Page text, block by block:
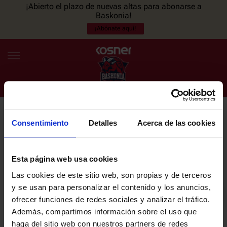
Consentimiento Detalles Acerca de las cookies
Esta página web usa cookies
Las cookies de este sitio web, son propias y de terceros
y se usan para personalizar el contenido y los anuncios,
ofrecer funciones de redes sociales y analizar el tráfico.
Además, compartimos información sobre el uso que
haga del sitio web con nuestros partners de redes
¡Abierto el plazo de nuevas altas para abonarse a
Baskonia!
¡Abónate aquí!
ES EU
NOTICIAS
PLANTILLA
ENTRADAS
NEWSLETTER
últimas noticias y promociones del club.
Email
He leído y acepto laPolítica de privacidaddel SASKI BASKONIA